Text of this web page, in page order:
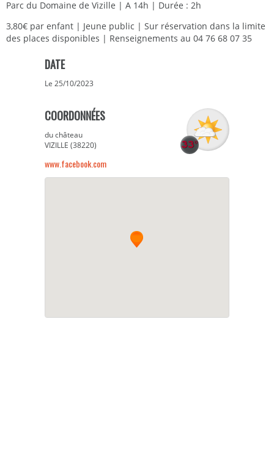
Parc du Domaine de Vizille | A 14h | Durée : 2h
3,80€ par enfant | Jeune public | Sur réservation dans la limite
des places disponibles | Renseignements au 04 76 68 07 35
DATE
Le 25/10/2023
COORDONNÉES
du château
VIZILLE (38220)
www.facebook.com